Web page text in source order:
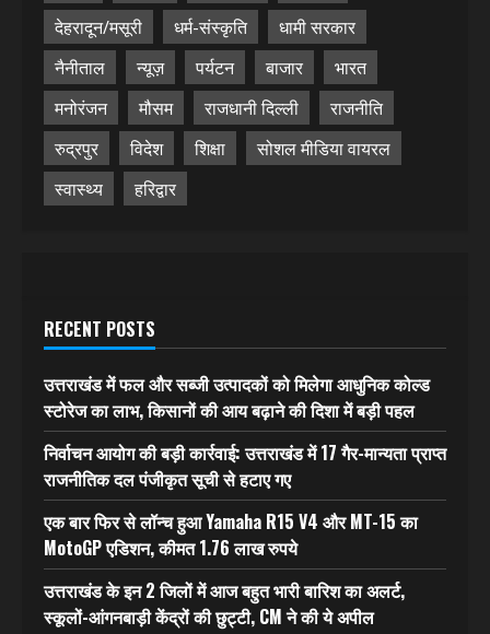
देहरादून/मसूरी
धर्म-संस्कृति
धामी सरकार
नैनीताल
न्यूज़ पर्यटन बाजार
भारत
मनोरंजन
मौसम राजधानी दिल्ली
राजनीति
रुद्रपुर
विदेश शिक्षा
सोशल मीडिया वायरल
स्वास्थ्य
हरिद्वार
RECENT POSTS
उत्तराखंड में फल और सब्जी उत्पादकों को मिलेगा आधुनिक कोल्ड
स्टोरेज का लाभ, किसानों की आय बढ़ाने की दिशा में बड़ी पहल
निर्वाचन आयोग की बड़ी कार्रवाई: उत्तराखंड में 17 गैर-मान्यता प्राप्त
राजनीतिक दल पंजीकृत सूची से हटाए गए
एक बार फिर से लॉन्च हुआ Yamaha R15 V4 और MT-15 का
MotoGP एडिशन, कीमत 1.76 लाख रुपये
उत्तराखंड के इन 2 जिलों में आज बहुत भारी बारिश का अलर्ट,
स्कूलों-आंगनबाड़ी केंद्रों की छुट्टी, CM ने की ये अपील